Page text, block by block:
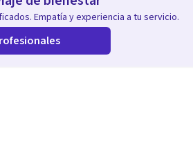
del Ser.
de enfermar y de sanar al mismo tiempo.
que quedan escondidas .
Empatía y experiencia a tu servicio.